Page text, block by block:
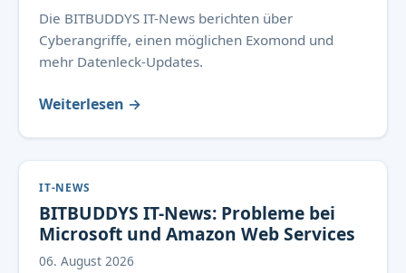
Die BITBUDDYS IT-News berichten über
Cyberangriffe, einen möglichen Exomond und
mehr Datenleck-Updates.
Weiterlesen →
IT-NEWS
BITBUDDYS IT-News: Probleme bei
Microsoft und Amazon Web Services
06. August 2026